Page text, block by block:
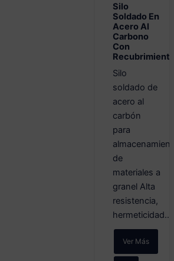
Silo
Soldado En
Acero Al
Carbono
Con
Recubrimiento
Silo
soldado de
acero al
carbón
para
almacenamiento
de
materiales a
granel Alta
resistencia,
hermeticidad...
Ver Más